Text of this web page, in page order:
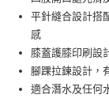
平針縫合設計搭
感
膝蓋護膝印刷設
腳踝拉鍊設計，
適合潛水及任何